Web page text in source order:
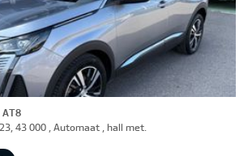
AT8
43 000 , Automaat , hall met.